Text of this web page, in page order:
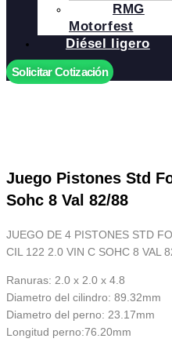
RMG
Motorfest
Diésel ligero
Solicitar Cotización
Juego Pistones Std
Sohc 8 Val 82/88
JUEGO DE 4 PISTONES STD
CIL 122 2.0 VIN C SOHC 8 VAL
Ranuras: 2.0 x 2.0 x 4.8
Diametro del cilindro: 89.32mm
Diametro del perno: 23.17mm
Longitud perno:76.20mm